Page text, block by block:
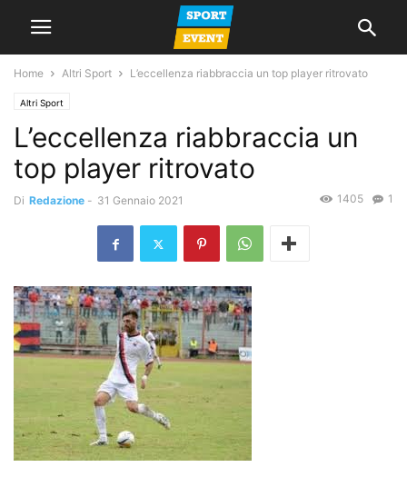
Home Altri Sport L’eccellenza riabbraccia un top player ritrovato
Altri Sport
L’eccellenza riabbraccia un
top player ritrovato
Di Redazione - 31 Gennaio 2021 1
1405